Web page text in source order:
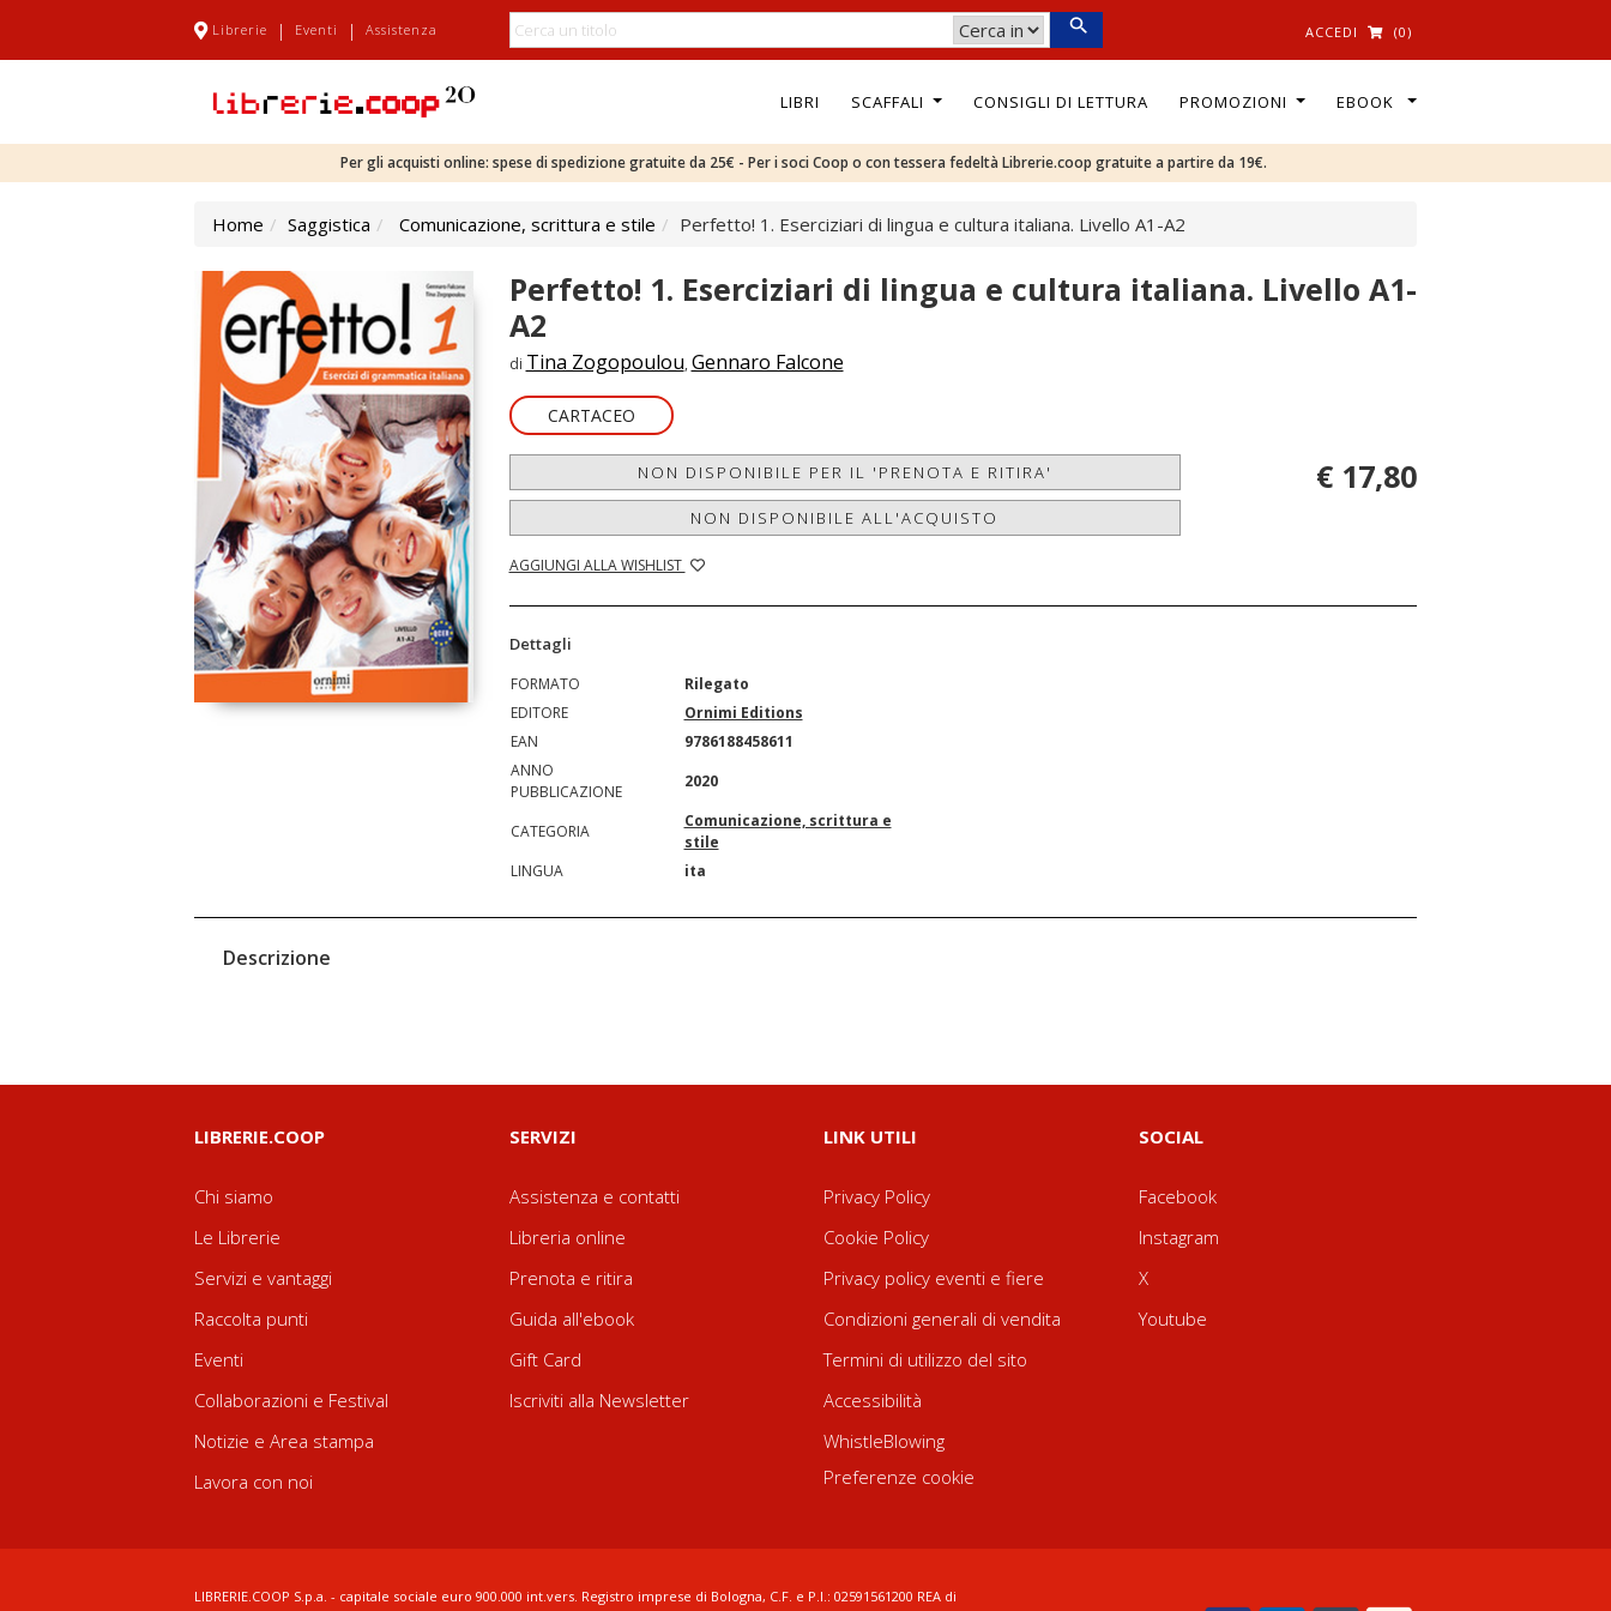
Librerie | Eventi | Assistenza ACCEDI (0)
LIBRI SCAFFALI CONSIGLI DI LETTURA PROMOZIONI EBOOK
Per gli acquisti online: spese di spedizione gratuite da 25€ - Per i soci Coop o con tessera fedeltà Librerie.coop gratuite a partire da 19€.
Home Saggistica Comunicazione, scrittura e stile Perfetto! 1. Eserciziari di lingua e cultura italiana. Livello A1-A2
Perfetto! 1. Eserciziari di lingua e cultura italiana. Livello A1-
A2
di Tina Zogopoulou, Gennaro Falcone
CARTACEO
NON DISPONIBILE PER IL 'PRENOTA E RITIRA'
NON DISPONIBILE ALL'ACQUISTO
AGGIUNGI ALLA WISHLIST
€ 17,80
Dettagli
FORMATO
Rilegato
EDITORE
Ornimi Editions
EAN
9786188458611
ANNO
PUBBLICAZIONE
2020
CATEGORIA
Comunicazione, scrittura e
stile
LINGUA
ita
Descrizione
LIBRERIE.COOP
Chi siamo
Le Librerie
Servizi e vantaggi
Raccolta punti
Eventi
Collaborazioni e Festival
Notizie e Area stampa
Lavora con noi
SERVIZI
Assistenza e contatti
Libreria online
Prenota e ritira
Guida all'ebook
Gift Card
Iscriviti alla Newsletter
LINK UTILI
Privacy Policy
Cookie Policy
Privacy policy eventi e fiere
Condizioni generali di vendita
Termini di utilizzo del sito
Accessibilità
WhistleBlowing
Preferenze cookie
SOCIAL
Facebook
Instagram
X
Youtube
LIBRERIE.COOP S.p.a. - capitale sociale euro 900.000 int.vers. Registro imprese di Bologna, C.F. e P.I.: 02591561200 REA di